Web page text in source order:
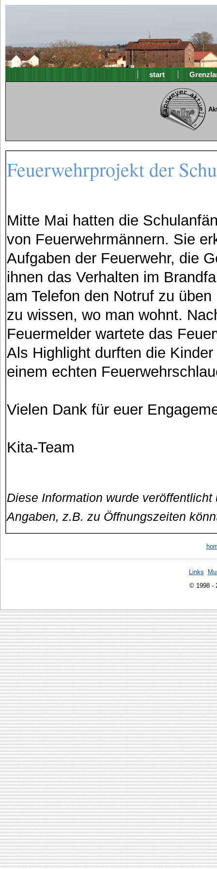
start
Feuerwehrprojekt der
Mitte Mai hatten die
von Feuerwehrmännern. Sie
Aufgaben der Feuerwehr, die
ihnen das Verhalten im
am Telefon den Notruf zu
zu wissen, wo man wohnt.
Feuermelder wartete das
Als Highlight durften die
einem echten
Vielen Dank für euer
Kita-Team
Diese Information wurde
Angaben, z.B. zu Öffnungszeiten
Links
© 1998 -